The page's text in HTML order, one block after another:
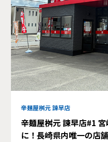
辛麺屋桝元 諫早店
辛麺屋桝元 諫早店#1
に！長崎県内唯一の店